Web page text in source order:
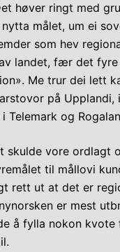
høver ringt med
målet, um ei
som hev
landet, fær det
Me trur dei lett
på Upplandi,
Telemark og
skulde vore ordlagt
til mållovi
rett ut at det er
er mest
å fylla nokon kvote